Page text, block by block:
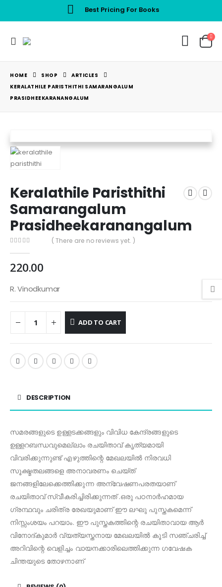
Best Pricing For Books
HOME SHOP
ARTICLES
KERALATHILE PARISTHITHI SAMARANGALUM
PRASIDHEEKARANANGALUM
Keralathile Paristhithi
Samarangalum
Prasidheekaranangalum
( There are no reviews yet. )
220.00
R. Vinodkumar
ADD TO CART
DESCRIPTION
സമരങ്ങളുടെ ഉള്ളടക്കങ്ങളും വിവിധ കേന്ദ്രങ്ങളുടെ
ഉള്ളറബന്ധവുമെല്ലാം രചയിതാവ് കൃത്യമായി
വിവരിക്കുന്നുണ്ട് എഴുത്തിന്റെ മേഖലയിൽ നിരവധി
സൂക്ഷ്മതലങ്ങളെ അനാവരണം ചെയ്ത്
ജനങ്ങളിലേക്കെത്തിക്കുന്ന അന്വേഷണപരതയാണ്
രചയിതാവ് സ്വീകരിച്ചിരിക്കുന്നത് .ഒരു പഠനാർഹമായ
ഗ്രന്ഥവും ചരിത്ര രേഖയുമാണ് ഈ ലഘു പുസ്തകമെന്ന്
നിസ്സംശയം പറയാം. ഈ പുസ്തകത്തിന്റെ രചയിതാവായ ആർ
വിനോദ്‌കുമാർ വ്യത്യസ്തനായ മേഖലയിൽ കൂടി സഞ്ചരിച്ച്
അറിവിന്റെ വെളിച്ചം വായനക്കാരിലെത്തിക്കുന്ന ഗവേഷക
ചിന്തയുടെ തോഴനാണ്